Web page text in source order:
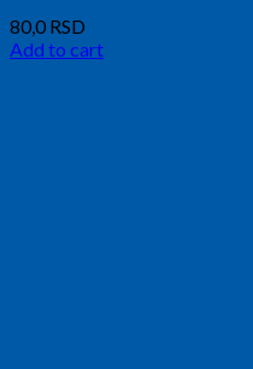
80,0 RSD
Add to cart